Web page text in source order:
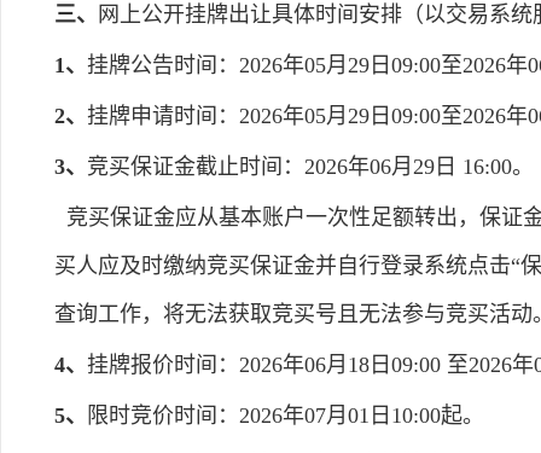
三、 网上公开挂牌出让具体时间安排（以交易系
1、 挂牌公告时间：2026年05月29日09:00至2026年
2、 挂牌申请时间：2026年05月29日09:00至2026年
3、 竞买保证金截止时间：2026年06月29日 16:00。
竞买保证金应从基本账户一次性足额转出，保证
买人应及时缴纳竞买保证金并自行登录系统点击“
查询工作，将无法获取竞买号且无法参与竞买活动
4、 挂牌报价时间：2026年06月18日09:00 至2026年
5、 限时竞价时间：2026年07月01日10:00起。